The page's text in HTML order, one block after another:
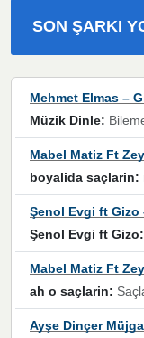
SON ŞARKI
Mehmet Elmas –
Müzik Dinle: Bilemem artık senden
Mabel Matiz Ft
boyalida saçlarin:
Şenol Evgi ft Gizo
Şenol Evgi ft Gizo:
Mabel Matiz Ft
ah o saçlarin: Saçlarım tel tel
Ayşe Dinçer